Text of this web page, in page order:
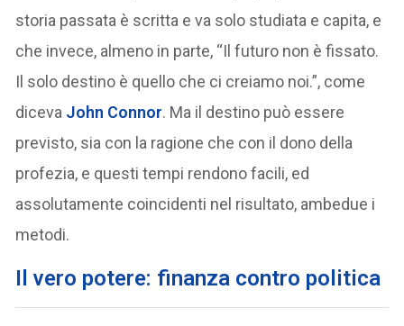
storia passata è scritta e va solo studiata e capita, e
che invece, almeno in parte, “Il futuro non è fissato.
Il solo destino è quello che ci creiamo noi.”, come
diceva John Connor. Ma il destino può essere
previsto, sia con la ragione che con il dono della
profezia, e questi tempi rendono facili, ed
assolutamente coincidenti nel risultato, ambedue i
metodi.
Il vero potere: finanza contro politica